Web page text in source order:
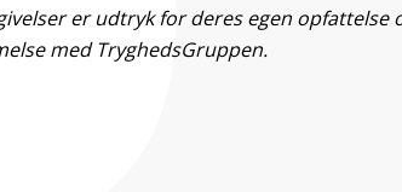
er udtryk for deres egen opfattelse
med TryghedsGruppen.